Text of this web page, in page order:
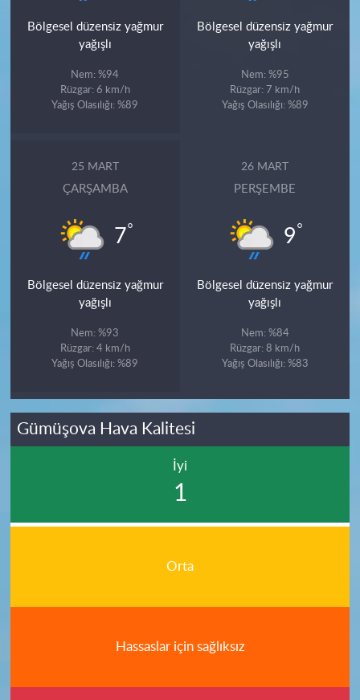
Bölgesel düzensiz yağmur
yağışlı
Nem: %94
Rüzgar: 6 km/h
Yağış Olasılığı: %89
Bölgesel düzensiz yağmur
yağışlı
Nem: %95
Rüzgar: 7 km/h
Yağış Olasılığı: %89
25 MART
ÇARŞAMBA
7°
Bölgesel düzensiz yağmur
yağışlı
Nem: %93
Rüzgar: 4 km/h
Yağış Olasılığı: %89
26 MART
PERŞEMBE
9°
Bölgesel düzensiz yağmur
yağışlı
Nem: %84
Rüzgar: 8 km/h
Yağış Olasılığı: %83
Gümüşova Hava Kalitesi
İyi
1
Orta
Hassaslar için sağlıksız